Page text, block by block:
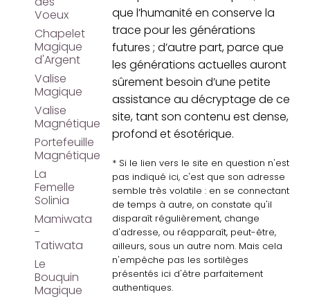
Voeux
Chapelet
Magique
d'Argent
Valise
Magique
Valise
Magnétique
Portefeuille
Magnétique
La
Femelle
Solinia
Mamiwata
-
Tatiwata
Le
Bouquin
Magique
que l’humanité en conserve la
trace pour les générations
futures ; d’autre part, parce que
les générations actuelles auront
sûrement besoin d’une petite
assistance au décryptage de ce
site, tant son contenu est dense,
profond et ésotérique.
* Si le lien vers le site en question n'est
pas indiqué ici, c'est que son adresse
semble très volatile : en se connectant
de temps à autre, on constate qu'il
disparaît régulièrement, change
d'adresse, ou réapparaît, peut-être,
ailleurs, sous un autre nom. Mais cela
n'empêche pas les sortilèges
présentés ici d'être parfaitement
authentiques.